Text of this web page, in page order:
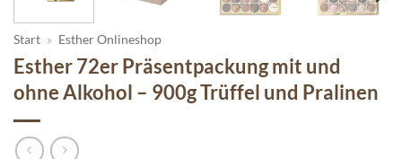
Start » Esther Onlineshop
Esther 72er Präsentpackung mit und
ohne Alkohol – 900g Trüffel und Pralinen